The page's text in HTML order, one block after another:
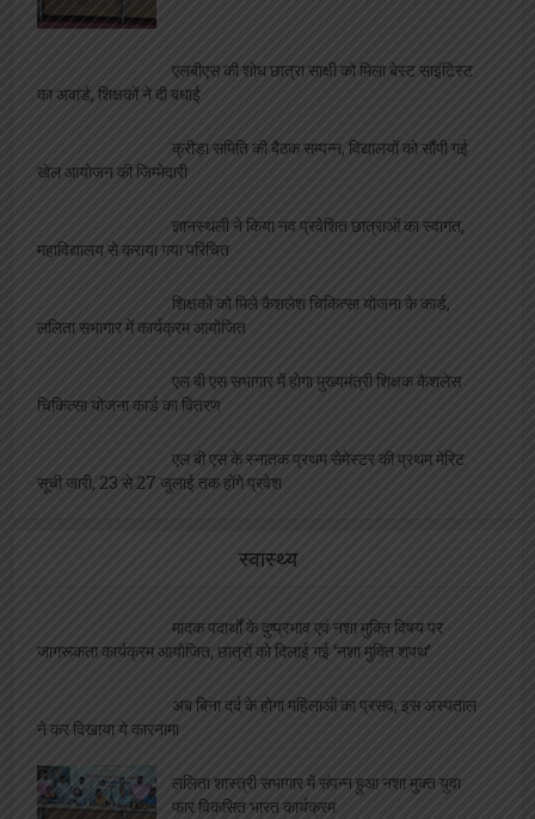
एलबीएस की शोध छात्रा साक्षी को मिला बेस्ट साइंटिस्ट
का अवार्ड, शिक्षकों ने दी बधाई
क्रीड़ा समिति की बैठक सम्पन्न, विद्यालयों को सौंपी गई
खेल आयोजन की जिम्मेदारी
ज्ञानस्थली ने किया नव प्रवेशित छात्राओं का स्वागत,
महाविद्यालय से कराया गया परिचित
शिक्षकों को मिले कैशलेश चिकित्सा योजना के कार्ड,
ललिता सभागार में कार्यक्रम आयोजित
एल बी एस सभागार में होगा मुख्यमंत्री शिक्षक कैशलेस
चिकित्सा योजना कार्ड का वितरण
एल बी एस के स्नातक प्रथम सेमेस्टर की प्रथम मेरिट
सूची जारी, 23 से 27 जुलाई तक होंगे प्रवेश
स्वास्थ्य
मादक पदार्थों के दुष्प्रभाव एवं नशा मुक्ति विषय पर
जागरूकता कार्यक्रम आयोजित, छात्रों को दिलाई गई ‘नशा मुक्ति शपथ’
अब बिना दर्द के होगा महिलाओं का प्रसव, इस अस्पताल
ने कर दिखाया ये कारनामा
ललिता शास्त्री सभागार में संपन्न हुआ नशा मुक्त युवा
फार विकसित भारत कार्यक्रम